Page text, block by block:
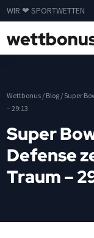
WIR ❤ SPORTWETTEN
Wettbonus/ Blog/ Super
– 29:13
Super
Defense
Traum –